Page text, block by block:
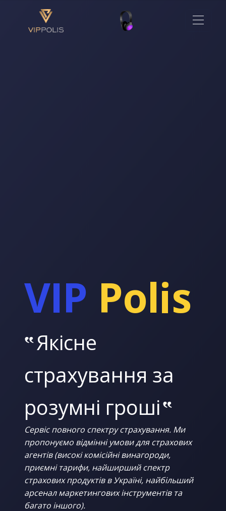
VIP Polis
‟Якісне
страхування за
розумні гроші‟
Сервіс повного спектру страхування. Ми
пропонуємо відмінні умови для страхових
агентів (високі комісійні винагороди,
приємні тарифи, найширший спектр
страхових продуктів в Україні, найбільший
арсенал маркетингових інструментів та
багато іншого).